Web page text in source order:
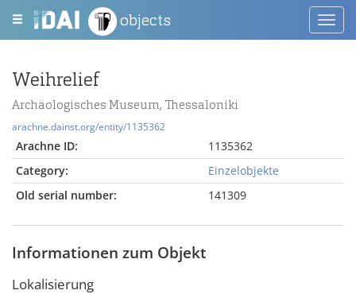
objects
Weihrelief
Archäologisches Museum, Thessaloniki
arachne.dainst.org/entity/1135362
Arachne ID:
1135362
Category:
Einzelobjekte
Old serial number:
141309
Informationen zum Objekt
Lokalisierung